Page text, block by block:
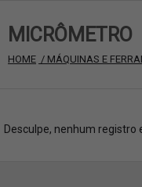
MICRÔMETRO
HOME / MÁQUINAS E
Desculpe, nenhum registro